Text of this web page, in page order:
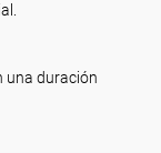
una duración